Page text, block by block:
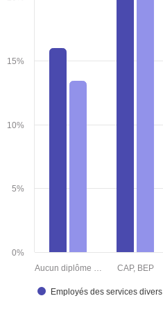
Employés des services divers
Aucun diplôme … CAP, BEP
0%
5%
10%
15%